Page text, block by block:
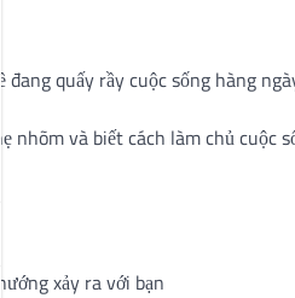
quấy rầy cuộc sống hàng
nhõm và biết cách làm chủ cuộc
xảy ra với bạn